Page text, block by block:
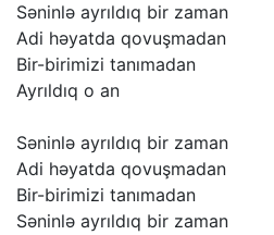
Səninlə ayrıldıq bir zaman
Adi həyatda qovuşmadan
Bir-birimizi tanımadan
Ayrıldıq o an
Səninlə ayrıldıq bir zaman
Adi həyatda qovuşmadan
Bir-birimizi tanımadan
Səninlə ayrıldıq bir zaman